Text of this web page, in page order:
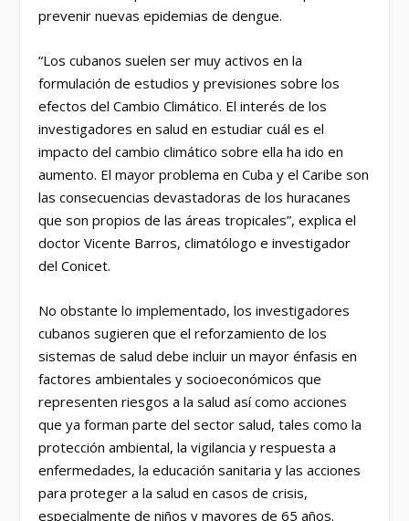
prevenir nuevas epidemias de dengue.
“Los cubanos suelen ser muy activos en la
formulación de estudios y previsiones sobre los
efectos del Cambio Climático. El interés de los
investigadores en salud en estudiar cuál es el
impacto del cambio climático sobre ella ha ido en
aumento. El mayor problema en Cuba y el Caribe son
las consecuencias devastadoras de los huracanes
que son propios de las áreas tropicales”, explica el
doctor Vicente Barros, climatólogo e investigador
del Conicet.
No obstante lo implementado, los investigadores
cubanos sugieren que el reforzamiento de los
sistemas de salud debe incluir un mayor énfasis en
factores ambientales y socioeconómicos que
representen riesgos a la salud así como acciones
que ya forman parte del sector salud, tales como la
protección ambiental, la vigilancia y respuesta a
enfermedades, la educación sanitaria y las acciones
para proteger a la salud en casos de crisis,
especialmente de niños y mayores de 65 años.